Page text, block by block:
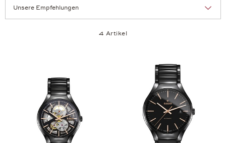
4 Artikel